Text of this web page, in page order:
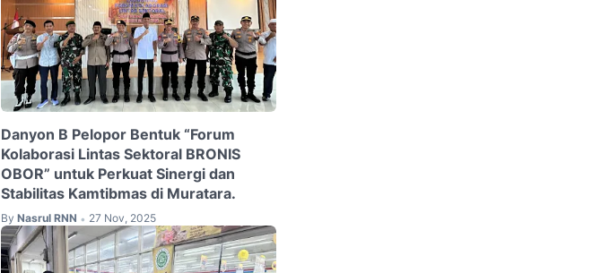
Danyon B Pelopor Bentuk “Forum
Kolaborasi Lintas Sektoral BRONIS
OBOR” untuk Perkuat Sinergi dan
Stabilitas Kamtibmas di Muratara.
By Nasrul RNN • 27 Nov, 2025